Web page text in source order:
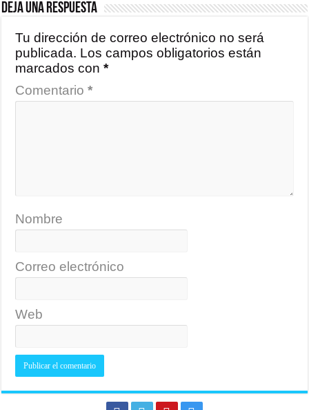
Deja una respuesta
Tu dirección de correo electrónico no será
publicada. Los campos obligatorios están
marcados con*
Comentario*
Nombre
Correo electrónico
Web